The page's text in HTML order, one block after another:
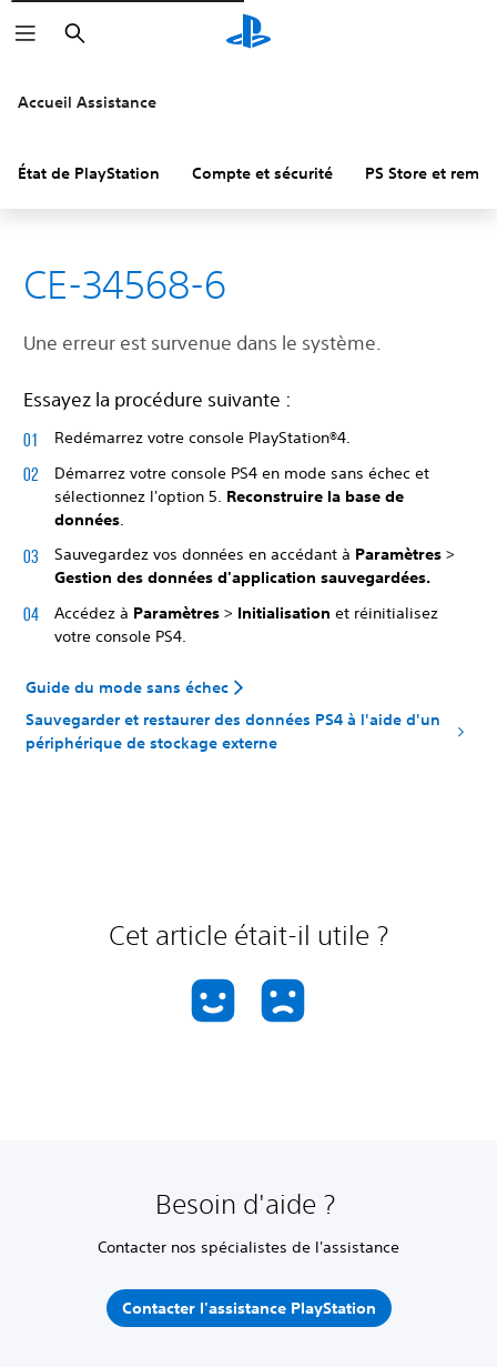
Rechercher
Accueil Assistance
État de PlayStation Compte et sécurité PS Store et
CE-34568-6
Une erreur est survenue dans le système.
Essayez la procédure suivante :
Redémarrez votre console PlayStation®4.
Démarrez votre console PS4 en mode sans échec et
sélectionnez l'option 5. Reconstruire la base de
données
Sauvegardez vos données en accédant à Paramètres >
Gestion des données d'application sauvegardées.
Accédez à Paramètres > Initialisation et réinitialisez
votre console PS4.
Guide du mode sans échec
Sauvegarder et restaurer des données PS4 à l'aide d'un
périphérique de stockage externe
Cet article était-il utile ?
Besoin d'aide ?
Contacter nos spécialistes de l'assistance
Contacter l'assistance PlayStation